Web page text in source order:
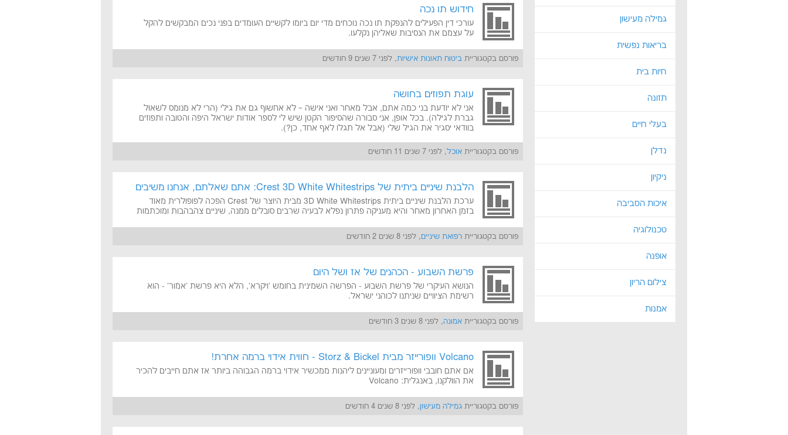
גמילה מעישון
בריאות נפשית
חיות בית
תזונה
בעלי חיים
נדלן
ניקיון
איכות הסביבה
טכנולוגיה
אופנה
צילום הריון
אמנות
חידוש תו נכה
עורכי דין הפעילים להנפקת תו נכה נוכחים מדי יום ביומו לקשיים העומדים בפני נכים המבקשים להקל
על עצמם את הנסיבות שאליהן נקלעו.
פורסם בקטגוריית ביטוח תאונות אישיות, לפני 7 שנים 9 חודשים
עוגת תפוזים בחושה
אני לא יודעת בני כמה אתם, אבל מאחר ואני אישה – לא אחשוף גם את גילי (הרי לא מנומס לשאול
גברת לגילה). בכל אופן, אני סבורה שהסיפור הקטן שיש לי לספר אודות ישראל היפה והטובה ותפוזים
בוודאי יסגיר את הגיל שלי (אבל אל תגלו לאף אחד, כן?).
פורסם בקטגוריית אוכל, לפני 7 שנים 11 חודשים
הלבנת שיניים ביתית של Crest 3D White Whitestrips: אתם שאלתם, אנחנו משיבים
ערכת הלבנת שיניים ביתית 3D White Whitestrips מבית היוצר של Crest הפכה לפופולרית מאוד
בזמן האחרון מאחר והיא מעניקה פתרון נפלא לבעיה שרבים סובלים ממנה, שיניים צהבהבות ומוכתמות
פורסם בקטגוריית רפואת שיניים, לפני 8 שנים 2 חודשים
פרשת השבוע - הכהנים של אז ושל היום
הנושא העיקרי של פרשת השבוע - הפרשה השמינית בחומש 'ויקרא', הלא היא פרשת 'אמור' - הוא
רשימת הציוויים שניתנו לכוהני ישראל.
פורסם בקטגוריית אמונה, לפני 8 שנים 3 חודשים
Volcano וופורייזר מבית Storz & Bickel - חווית אידוי ברמה אחרת!
אם אתם חובבי וופורייזרים ומעוניינים ליהנות ממכשיר אידוי ברמה הגבוהה ביותר אז אתם חייבים להכיר
את הוולקנו, באנגלית: Volcano
פורסם בקטגוריית גמילה מעישון, לפני 8 שנים 4 חודשים